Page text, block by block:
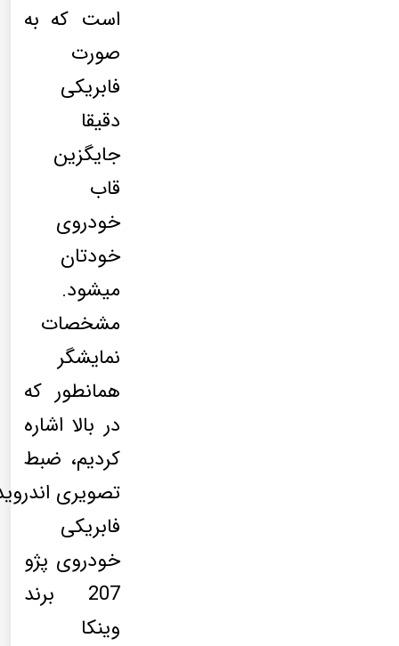
است که به
صورت
فابریکی
دقیقا
جایگزین
قاب
خودروی
خودتان
میشود.
مشخصات
نمایشگر
همانطور که
در بالا اشاره
کردیم، ضبط
تصویری
فابریکی
خودروی پژو
207 برند
وینکا